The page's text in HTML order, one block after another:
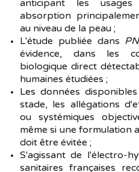
anticipant les
absorption
au niveau de la peau ;
L'étude publiée dans
évidence, dans les
biologique direct
humaines étudiées ;
Les données
stade, les allégations
ou systémiques
même si une formulation
doit être évitée ;
S'agissant de l'électro-
sanitaires françaises